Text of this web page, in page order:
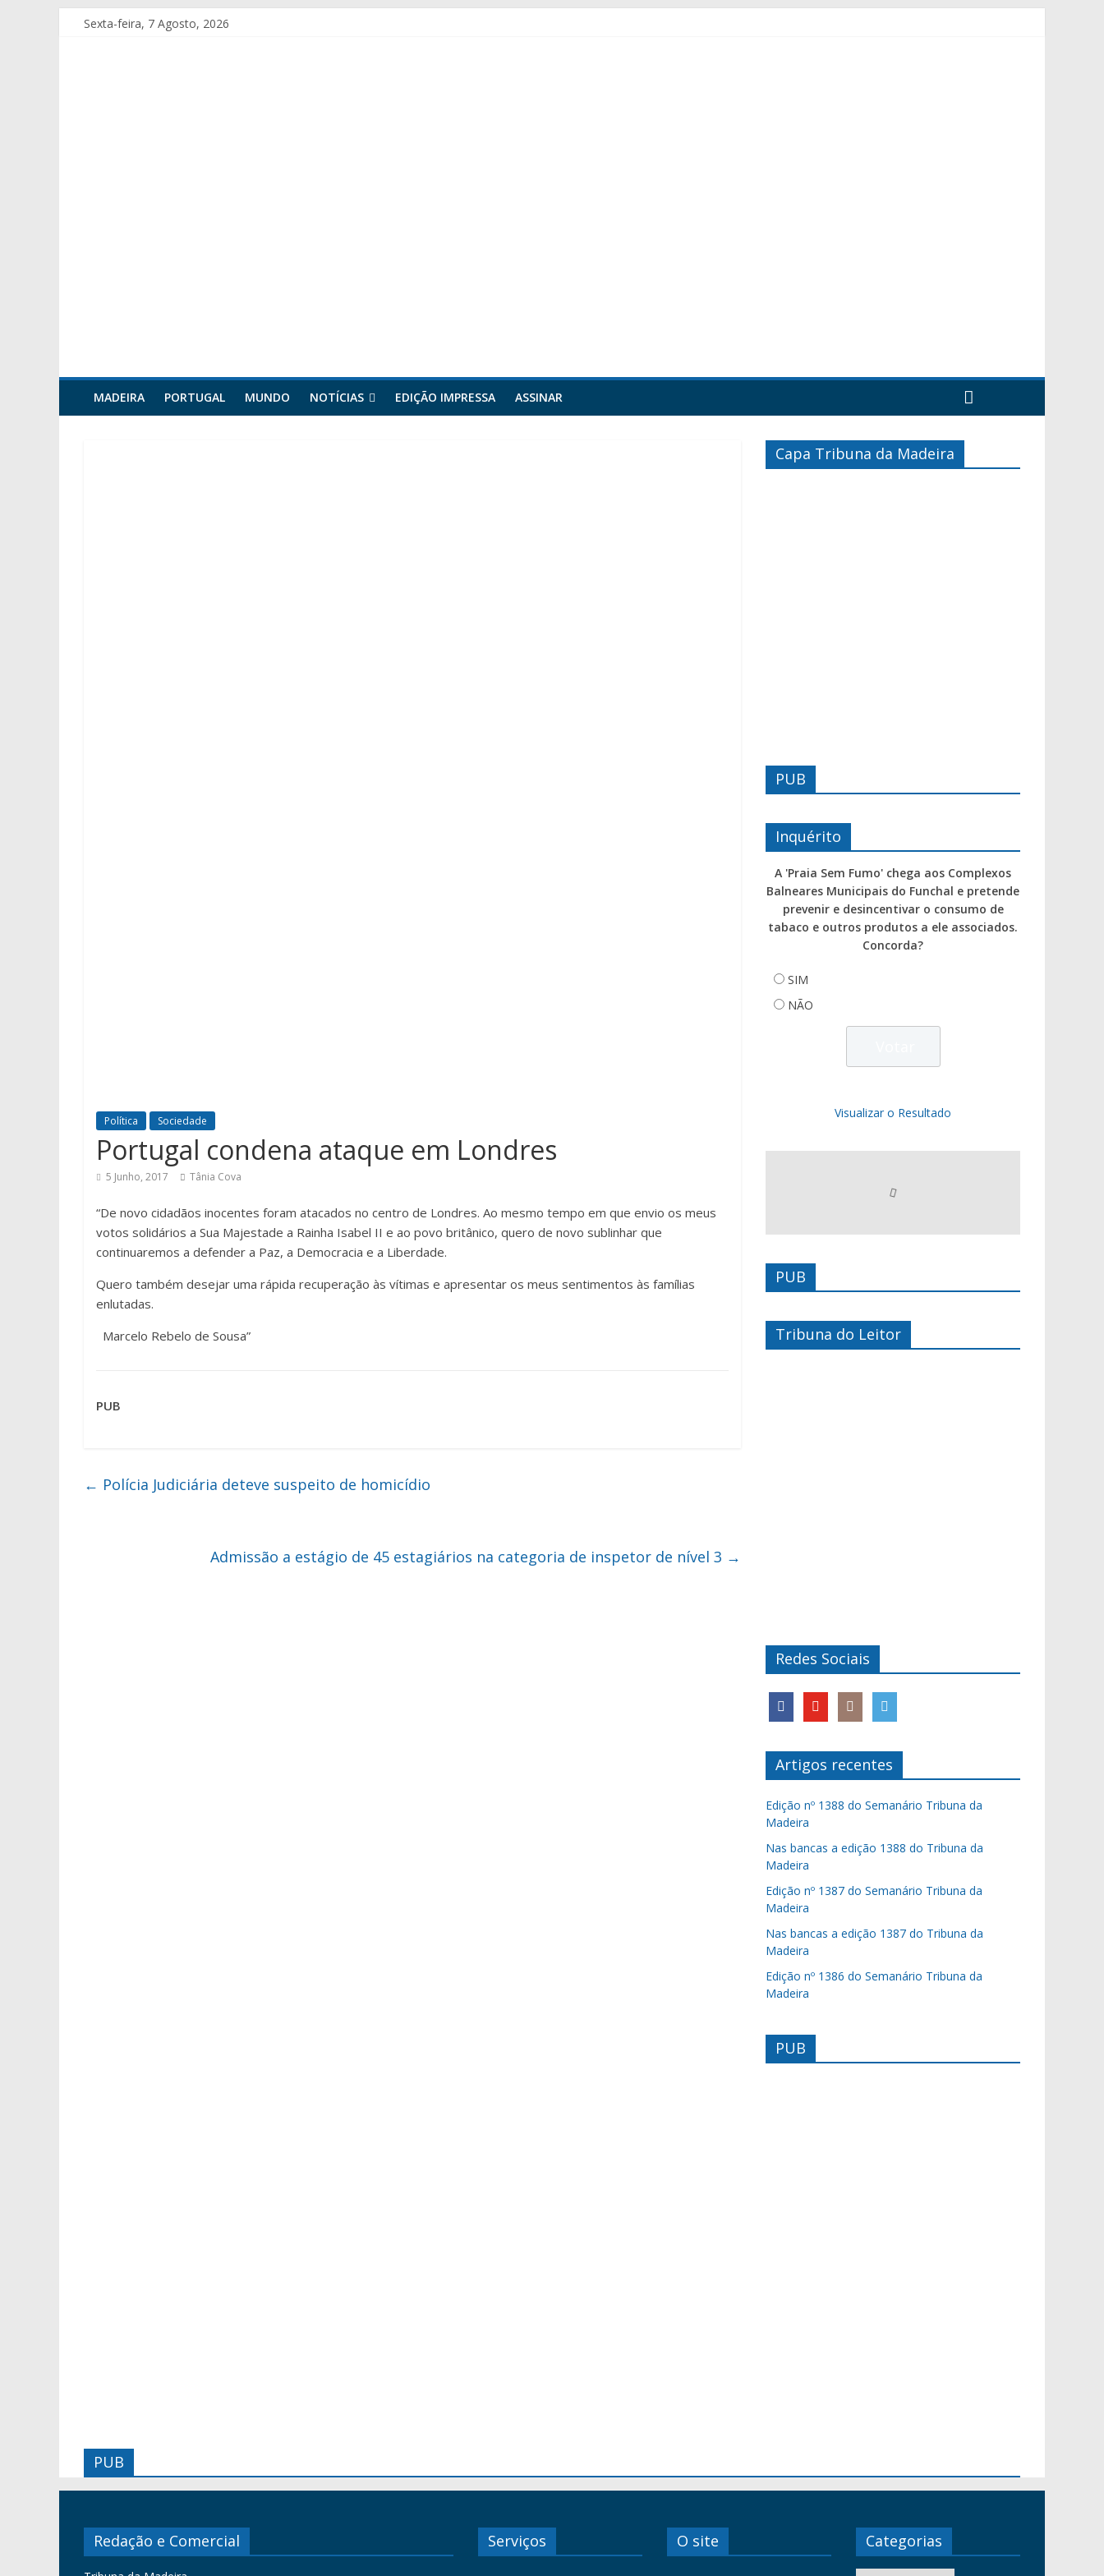
Sexta-feira, 7 Agosto, 2026
MADEIRA PORTUGAL MUNDO NOTÍCIAS EDIÇÃO IMPRESSA ASSINAR
Política Sociedade
Portugal condena ataque em Londres
5 Junho, 2017 Tânia Cova
“De novo cidadãos inocentes foram atacados no centro de Londres. Ao mesmo tempo em que envio os meus
votos solidários a Sua Majestade a Rainha Isabel II e ao povo britânico, quero de novo sublinhar que
continuaremos a defender a Paz, a Democracia e a Liberdade.
Quero também desejar uma rápida recuperação às vítimas e apresentar os meus sentimentos às famílias
enlutadas.
Marcelo Rebelo de Sousa”
PUB
← Polícia Judiciária deteve suspeito de homicídio
Admissão a estágio de 45 estagiários na categoria de inspetor de nível 3 →
Capa Tribuna da Madeira
PUB
Inquérito
A 'Praia Sem Fumo' chega aos Complexos
Balneares Municipais do Funchal e pretende
prevenir e desincentivar o consumo de
tabaco e outros produtos a ele associados.
Concorda?
SIM
NÃO
Visualizar o Resultado
PUB
Tribuna do Leitor
Redes Sociais
Artigos recentes
Edição nº 1388 do Semanário Tribuna da
Madeira
Nas bancas a edição 1388 do Tribuna da
Madeira
Edição nº 1387 do Semanário Tribuna da
Madeira
Nas bancas a edição 1387 do Tribuna da
Madeira
Edição nº 1386 do Semanário Tribuna da
Madeira
PUB
PUB
Redação e Comercial Serviços O site Categorias